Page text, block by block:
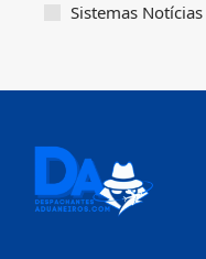
Sistemas